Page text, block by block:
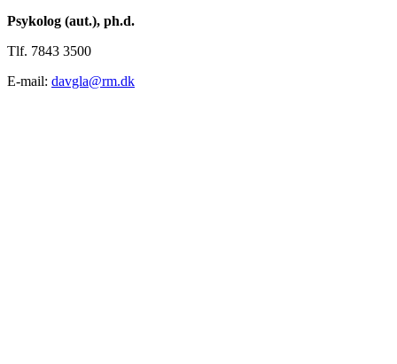
Psykolog (aut.), ph.d.
Tlf. 7843 3500
E-mail: davgla@rm.dk